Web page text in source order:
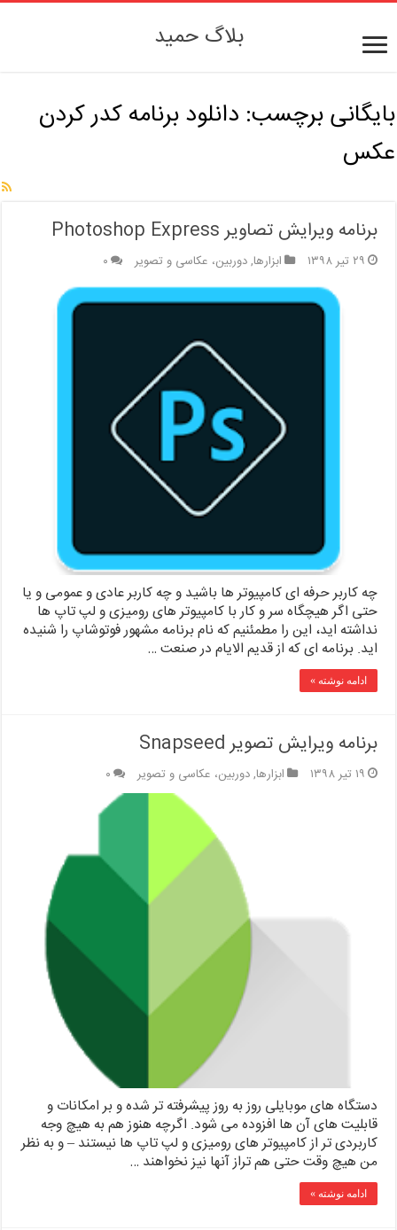
بلاگ حمید
بایگانی برچسب: دانلود برنامه کدر کردن
عکس
برنامه ویرایش تصاویر Photoshop Express
۲۹ تیر ۱۳۹۸ ابزارها,دوربین، عکاسی و تصویر ۰
چه کاربر حرفه ای کامپیوتر ها باشید و چه کاربر عادی و عمومی و یا
حتی اگر هیچگاه سر و کار با کامپیوتر های رومیزی و لپ تاپ ها
نداشته اید، این را مطمئنیم که نام برنامه مشهور فوتوشاپ را شنیده
اید. برنامه ای که از قدیم الایام در صنعت …
ادامه نوشته »
برنامه ویرایش تصویر Snapseed
۱۹ تیر ۱۳۹۸ ابزارها,دوربین، عکاسی و تصویر ۰
دستگاه های موبایلی روز به روز پیشرفته تر شده و بر امکانات و
قابلیت های آن ها افزوده می شود. اگرچه هنوز هم به هیچ وجه
کاربردی تر از کامپیوتر های رومیزی و لپ تاپ ها نیستند – و به نظر
من هیچ وقت حتی هم تراز آنها نیز نخواهند …
ادامه نوشته »